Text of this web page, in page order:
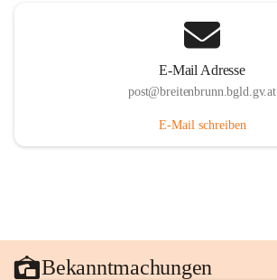
E-Mail Adresse
post@breitenbrunn.bgld.gv.at
E-Mail schreiben
Bekanntmachungen